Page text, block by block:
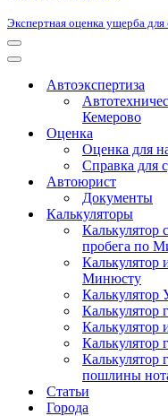
Экспертная оценка ущерба для
Меню
навигации
Меню
навигацииАвтоэкспертиза
Кемерово
Оценка
Оценка для
Справка для
Автоюрист
Документы
Калькуляторы
Калькулятор
пробега по
Калькулятор
Минюсту
Калькулятор
Калькулятор
Калькулятор
Калькулятор
пошлины
Статьи
Города